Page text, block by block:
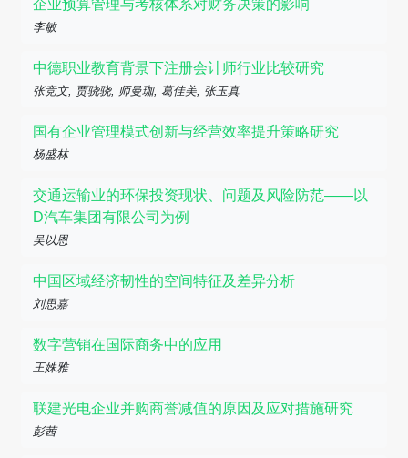
企业预算管理与考核体系对财务决策的影响
李敏
中德职业教育背景下注册会计师行业比较研究
张竞文, 贾骁骁, 师曼珈, 葛佳美, 张玉真
国有企业管理模式创新与经营效率提升策略研究
杨盛林
交通运输业的环保投资现状、问题及风险防范——以
D汽车集团有限公司为例
吴以恩
中国区域经济韧性的空间特征及差异分析
刘思嘉
数字营销在国际商务中的应用
王姝雅
联建光电企业并购商誉减值的原因及应对措施研究
彭茜